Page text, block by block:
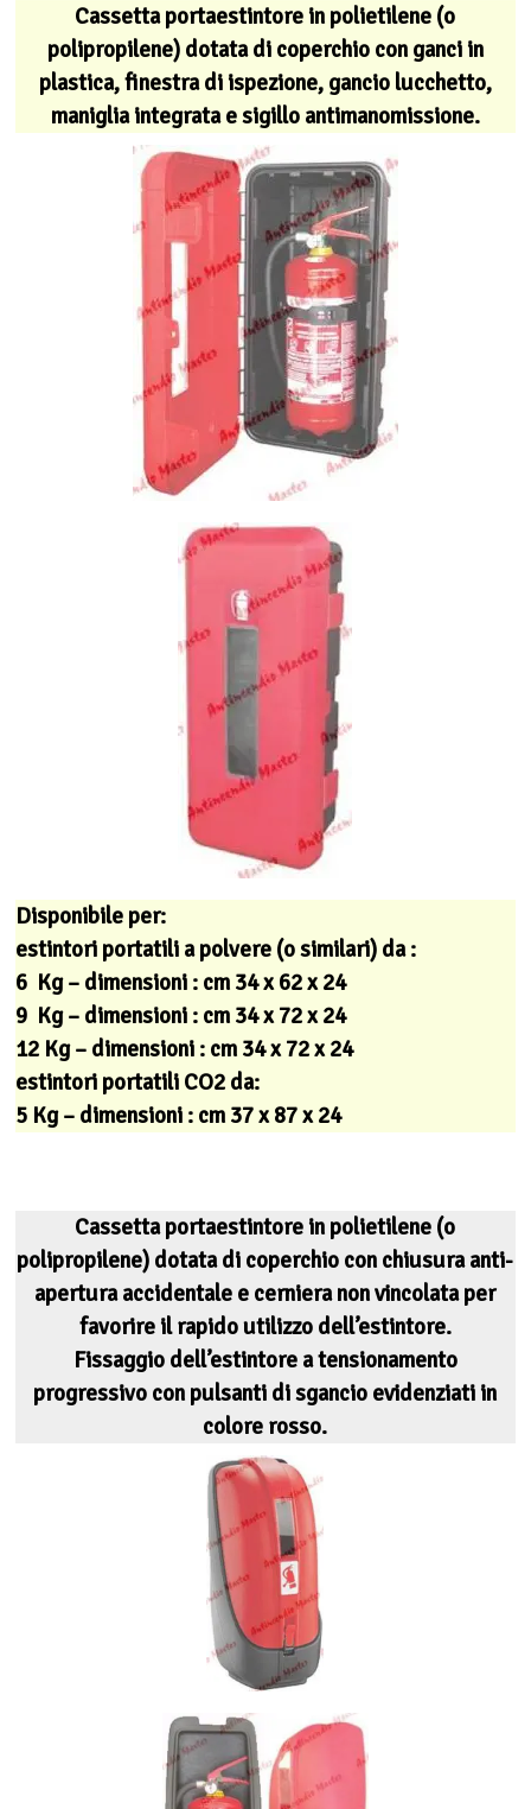
Cassetta portaestintore in polietilene (o
polipropilene) dotata di coperchio con ganci in
plastica, finestra di ispezione, gancio lucchetto,
maniglia integrata e sigillo antimanomissione.
Disponibile per:
estintori portatili a polvere (o similari) da :
6 Kg – dimensioni : cm 34 x 62 x 24
9 Kg – dimensioni : cm 34 x 72 x 24
12 Kg – dimensioni : cm 34 x 72 x 24
estintori portatili CO2 da:
5 Kg – dimensioni : cm 37 x 87 x 24
Cassetta portaestintore in polietilene (o
polipropilene) dotata di coperchio con chiusura anti-
apertura accidentale e cerniera non vincolata per
favorire il rapido utilizzo dell’estintore.
Fissaggio dell’estintore a tensionamento
progressivo con pulsanti di sgancio evidenziati in
colore rosso.